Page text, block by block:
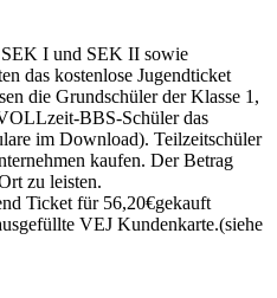
SEK I und SEK II sowie
das kostenlose Jugendticket
die Grundschüler der Klasse 1,
BBS-Schüler das
im Download). Teilzeitschüler
kaufen. Der Betrag
zu leisten.
Ticket für 56,20€gekauft
VEJ Kundenkarte.(siehe